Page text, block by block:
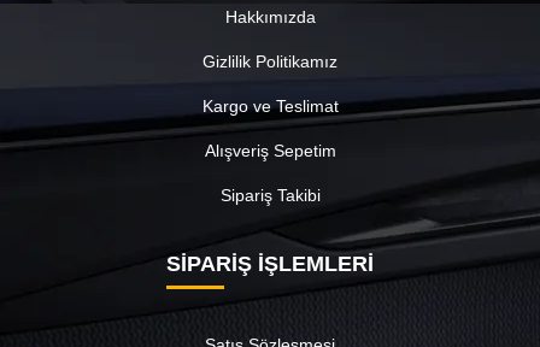
Hakkımızda
Gizlilik Politikamız
Kargo ve Teslimat
Alışveriş Sepetim
Sipariş Takibi
SİPARİŞ İŞLEMLERİ